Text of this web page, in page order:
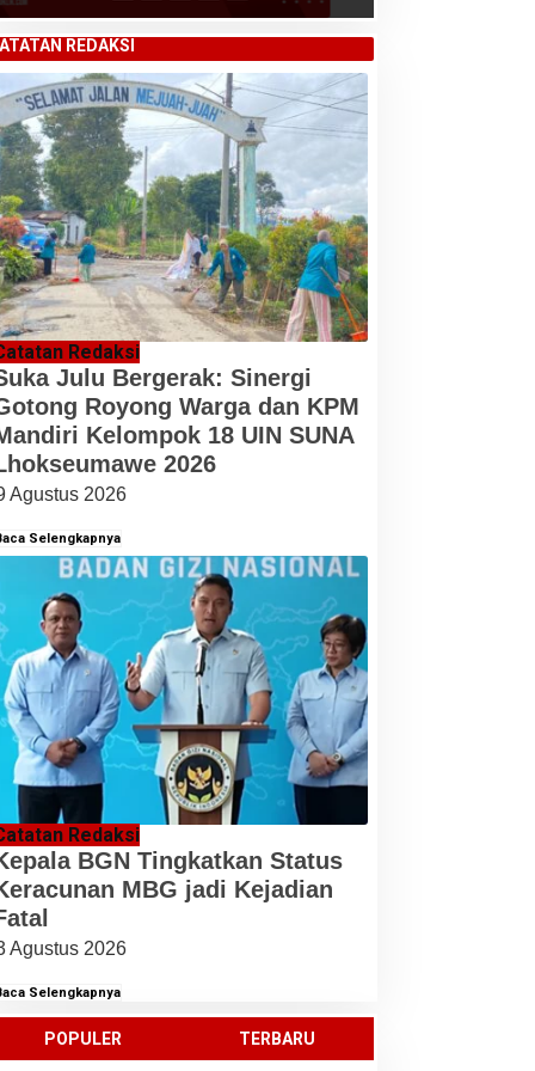
REDAKSI
Redaksi
Julu Bergerak: Sinergi
Royong Warga dan KPM
Kelompok 18 UIN SUNA
2026
Agustus 2026
Selengkapnya
Redaksi
BGN Tingkatkan Status
MBG jadi Kejadian
Agustus 2026
Selengkapnya
POPULER TERBARU